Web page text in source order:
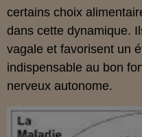
certains choix
dans cette dynamique.
vagale et favorisent un
indispensable au bon
nerveux autonome.